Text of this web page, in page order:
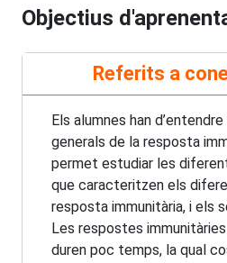
Objectius
Referits a
Els alumnes han
generals de la resposta
permet estudiar les
que caracteritzen els
resposta immunitària, i els
Les respostes
duren poc temps, la qual